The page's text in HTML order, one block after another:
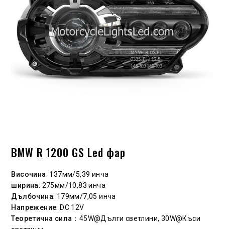
BMW R 1200 GS Led фар
Височина: 137мм/5,39 инча
ширина: 275мм/10,83 инча
Дълбочина: 179мм/7,05 инча
Напрежение: DC 12V
Теоретична сила ：45W@Дълги светлини, 30W@Къси